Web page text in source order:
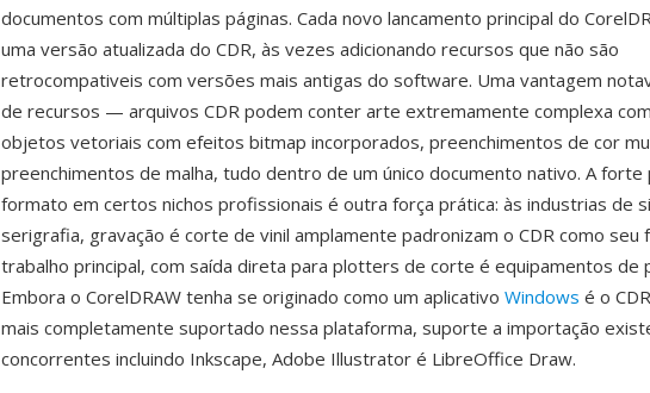
documentos com múltiplas páginas. Cada novo lancamento principal do
uma versão atualizada do CDR, às vezes adicionando recursos que não são
retrocompativeis com versões mais antigas do software. Uma vantagem
de recursos — arquivos CDR podem conter arte extremamente complexa
objetos vetoriais com efeitos bitmap incorporados, preenchimentos de cor
preenchimentos de malha, tudo dentro de um único documento nativo. A forte
formato em certos nichos profissionais é outra força prática: às industrias de
serigrafia, gravação é corte de vinil amplamente padronizam o CDR como seu
trabalho principal, com saída direta para plotters de corte é equipamentos de
Embora o CorelDRAW tenha se originado como um aplicativo Windows é o
mais completamente suportado nessa plataforma, suporte a importação
concorrentes incluindo Inkscape, Adobe Illustrator é LibreOffice Draw.